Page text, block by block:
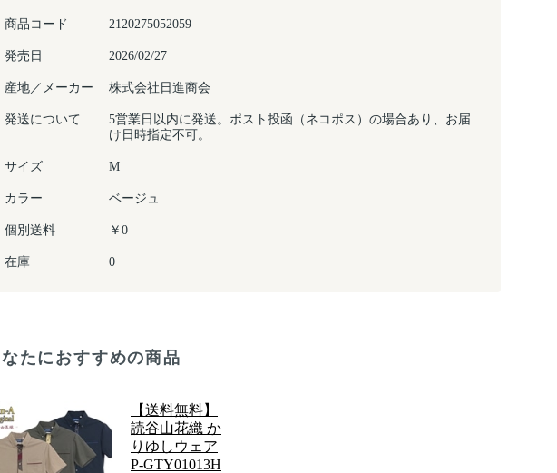
商品コード 2120275052059
発売日 2026/02/27
産地／メーカー 株式会社日進商会
発送について
5営業日以内に発送。ポスト投函（ネコポス）の場合あり、お届
け日時指定不可。
サイズ M
カラー ベージュ
個別送料 ￥0
在庫 0
たにおすすめの商品
【送料無料】
読谷山花織 か
りゆしウェア
P-GTY01013H